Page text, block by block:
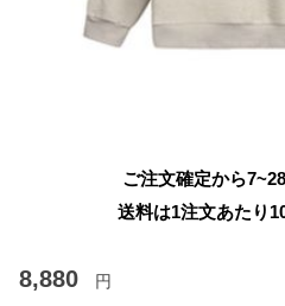
ご注文確定から
送料は1注文あたり
8,880 円